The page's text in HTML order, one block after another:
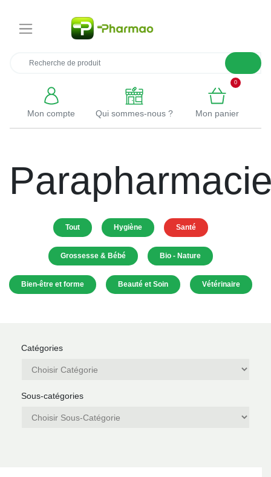
Mon compte Qui sommes-nous ? Mon panier
0
Tout Hygiène Santé
Grossesse & Bébé Bio - Nature
Bien-être et forme Beauté et Soin Vétérinaire
Catégories
Sous-catégories